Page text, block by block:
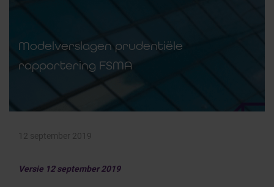
Modelverslagen prudentiële
rapportering FSMA
12 september 2019
Versie 12 september 2019